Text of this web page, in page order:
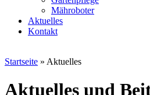
Mähroboter
Aktuelles
Kontakt
Startseite » Aktuelles
Aktuelles und